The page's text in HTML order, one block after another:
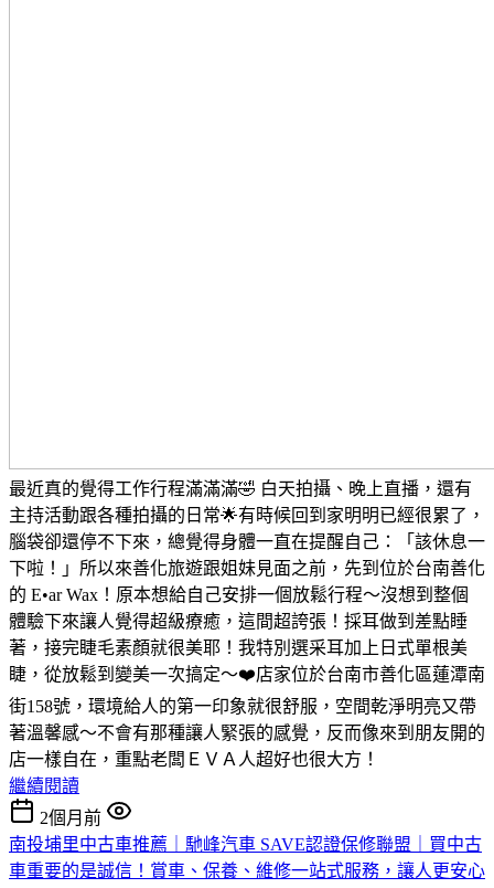
最近真的覺得工作行程滿滿滿🤣 白天拍攝、晚上直播，還有
主持活動跟各種拍攝的日常🌟有時候回到家明明已經很累了，
腦袋卻還停不下來，總覺得身體一直在提醒自己：「該休息一
下啦！」所以來善化旅遊跟姐妹見面之前，先到位於台南善化
的 E•ar Wax！原本想給自己安排一個放鬆行程～沒想到整個
體驗下來讓人覺得超級療癒，這間超誇張！採耳做到差點睡
著，接完睫毛素顏就很美耶！我特別選采耳加上日式單根美
睫，從放鬆到變美一次搞定～❤️店家位於台南市善化區蓮潭南
街158號，環境給人的第一印象就很舒服，空間乾淨明亮又帶
著溫馨感～不會有那種讓人緊張的感覺，反而像來到朋友開的
店一樣自在，重點老闆ＥＶＡ人超好也很大方！
繼續閱讀
2個月前
南投埔里中古車推薦｜馳峰汽車 SAVE認證保修聯盟｜買中古
車重要的是誠信！賞車、保養、維修一站式服務，讓人更安心